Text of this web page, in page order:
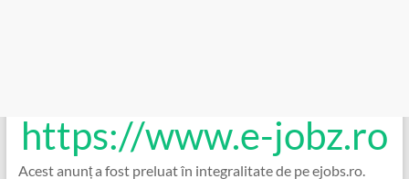
https://www.e-jobz.ro
Acest anunț a fost preluat în integralitate de pe ejobs.ro.